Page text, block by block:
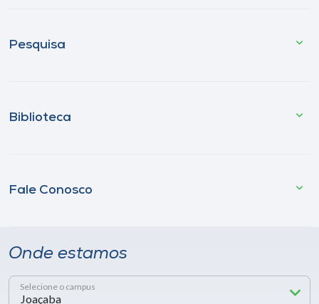
Pesquisa
Biblioteca
Fale Conosco
Onde estamos
Selecione o campus